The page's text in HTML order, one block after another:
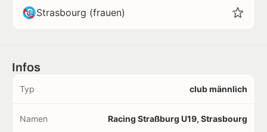
Strasbourg (frauen)
Infos
Typ club männlich
Namen Racing Straßburg U19, Strasbourg